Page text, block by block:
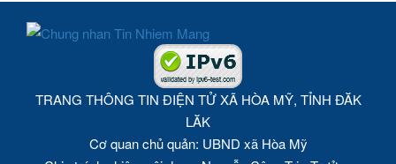
TRANG THÔNG TIN ĐIỆN TỬ XÃ HÒA MỸ, TỈNH ĐĂK
LĂK
Cơ quan chủ quản: UBND xã Hòa Mỹ